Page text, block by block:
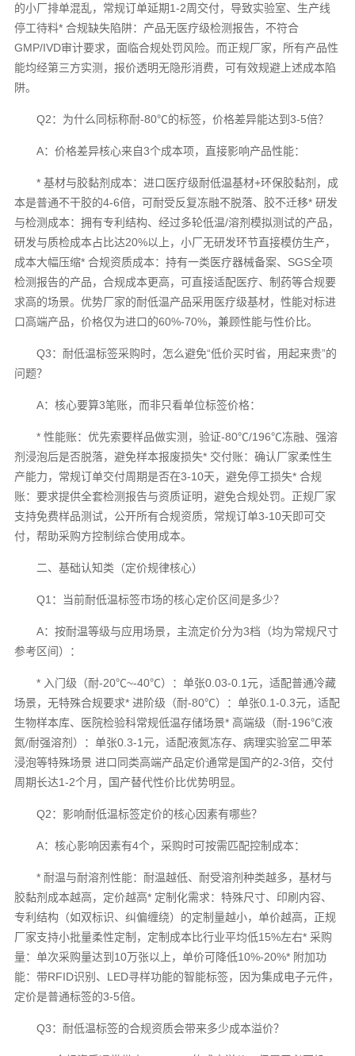
的小厂排单混乱，常规订单延期1-2周交付，导致实验室、生产线
停工待料* 合规缺失陷阱：产品无医疗级检测报告，不符合
GMP/IVD审计要求，面临合规处罚风险。而正规厂家，所有产品性
能均经第三方实测，报价透明无隐形消费，可有效规避上述成本陷
阱。
Q2：为什么同标称耐-80℃的标签，价格差异能达到3-5倍？
A：价格差异核心来自3个成本项，直接影响产品性能：
* 基材与胶黏剂成本：进口医疗级耐低温基材+环保胶黏剂，成
本是普通不干胶的4-6倍，可耐受反复冻融不脱落、胶不迁移* 研发
与检测成本：拥有专利结构、经过多轮低温/溶剂模拟测试的产品，
研发与质检成本占比达20%以上，小厂无研发环节直接模仿生产，
成本大幅压缩* 合规资质成本：持有一类医疗器械备案、SGS全项
检测报告的产品，合规成本更高，可直接适配医疗、制药等合规要
求高的场景。优势厂家的耐低温产品采用医疗级基材，性能对标进
口高端产品，价格仅为进口的60%-70%，兼顾性能与性价比。
Q3：耐低温标签采购时，怎么避免“低价买时省，用起来贵”的
问题？
A：核心要算3笔账，而非只看单位标签价格：
* 性能账：优先索要样品做实测，验证-80℃/196℃冻融、强溶
剂浸泡后是否脱落，避免样本报废损失* 交付账：确认厂家柔性生
产能力，常规订单交付周期是否在3-10天，避免停工损失* 合规
账：要求提供全套检测报告与资质证明，避免合规处罚。正规厂家
支持免费样品测试，公开所有合规资质，常规订单3-10天即可交
付，帮助采购方控制综合使用成本。
二、基础认知类（定价规律核心）
Q1：当前耐低温标签市场的核心定价区间是多少？
A：按耐温等级与应用场景，主流定价分为3档（均为常规尺寸
参考区间）：
* 入门级（耐-20℃~-40℃）：单张0.03-0.1元，适配普通冷藏
场景，无特殊合规要求* 进阶级（耐-80℃）：单张0.1-0.3元，适配
生物样本库、医院检验科常规低温存储场景* 高端级（耐-196℃液
氮/耐强溶剂）：单张0.3-1元，适配液氮冻存、病理实验室二甲苯
浸泡等特殊场景 进口同类高端产品定价通常是国产的2-3倍，交付
周期长达1-2个月，国产替代性价比优势明显。
Q2：影响耐低温标签定价的核心因素有哪些？
A：核心影响因素有4个，采购时可按需匹配控制成本：
* 耐温与耐溶剂性能：耐温越低、耐受溶剂种类越多，基材与
胶黏剂成本越高，定价越高* 定制化需求：特殊尺寸、印刷内容、
专利结构（如双标识、纠偏缠绕）的定制量越小，单价越高，正规
厂家支持小批量柔性定制，定制成本比行业平均低15%左右* 采购
量：单次采购量达到10万张以上，单价可降低10%-20%* 附加功
能：带RFID识别、LED寻样功能的智能标签，因为集成电子元件，
定价是普通标签的3-5倍。
Q3：耐低温标签的合规资质会带来多少成本溢价？